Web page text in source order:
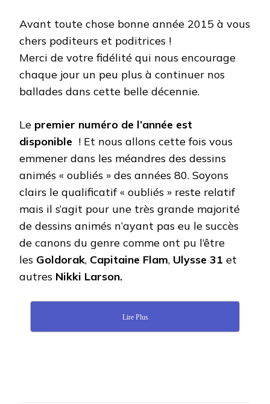
Avant toute chose bonne année 2015 à vous
chers poditeurs et poditrices !
Merci de votre fidélité qui nous encourage
chaque jour un peu plus à continuer nos
ballades dans cette belle décennie.
Le premier numéro de l’année est
disponible ! Et nous allons cette fois vous
emmener dans les méandres des dessins
animés « oubliés » des années 80. Soyons
clairs le qualificatif « oubliés » reste relatif
mais il s’agit pour une très grande majorité
de dessins animés n’ayant pas eu le succès
de canons du genre comme ont pu l’être
les Goldorak, Capitaine Flam, Ulysse 31 et
autres Nikki Larson.
Lire Plus